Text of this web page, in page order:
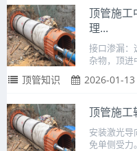
顶管施工
理...
接口渗漏：
杂物，顶进
顶管知识 2026-01-
顶管施工
安装激光
免单侧受力